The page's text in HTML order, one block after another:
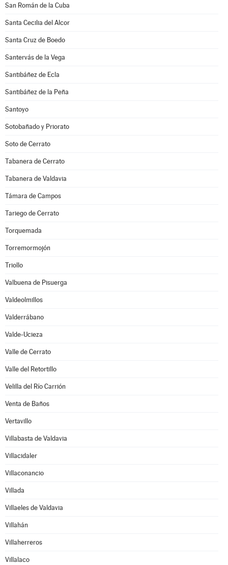
San Román de la Cuba
Santa Cecilia del Alcor
Santa Cruz de Boedo
Santervás de la Vega
Santibáñez de Ecla
Santibáñez de la Peña
Santoyo
Sotobañado y Priorato
Soto de Cerrato
Tabanera de Cerrato
Tabanera de Valdavia
Támara de Campos
Tariego de Cerrato
Torquemada
Torremormojón
Triollo
Valbuena de Pisuerga
Valdeolmillos
Valderrábano
Valde-Ucieza
Valle de Cerrato
Valle del Retortillo
Velilla del Río Carrión
Venta de Baños
Vertavillo
Villabasta de Valdavia
Villacidaler
Villaconancio
Villada
Villaeles de Valdavia
Villahán
Villaherreros
Villalaco